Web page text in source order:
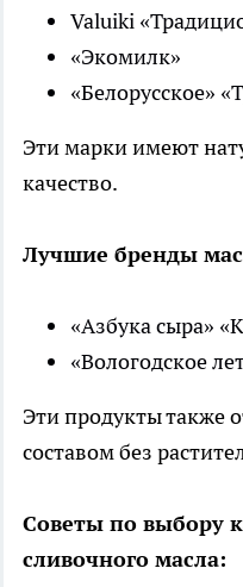
Valuiki
«Экомилк»
«Белорусское»
Эти марки имеют
качество.
Лучшие бренды
«Азбука сыра»
«Вологодское
Эти продукты также
составом без
Советы по выбору
сливочного масла: